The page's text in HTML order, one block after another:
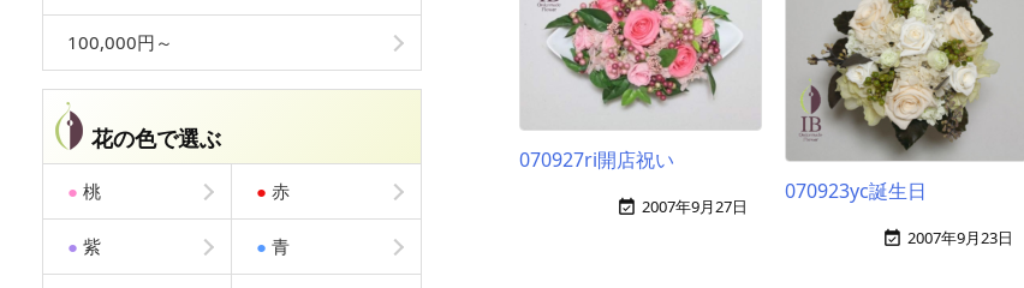
070927ri開店祝い
 2007年9月27日
070923yc誕生日
 2007年9月23日
100,000円～
花の色で選ぶ
● 桃 ● 赤
● 紫 ● 青